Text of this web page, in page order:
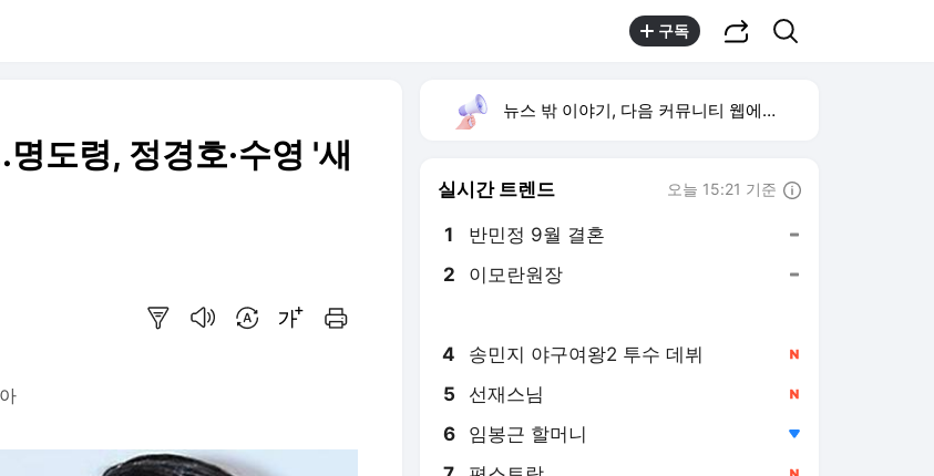
구독
도령, 정경호·수영 '새
뉴스 밖 이야기, 다음 커뮤니티 웹에서 보기
실시간 트렌드 오늘 15:21 기준
1 반민정 9월 결혼
2 이모란원장
4 송민지 야구여왕2 투수 데뷔
5 선재스님
6 임봉근 할머니